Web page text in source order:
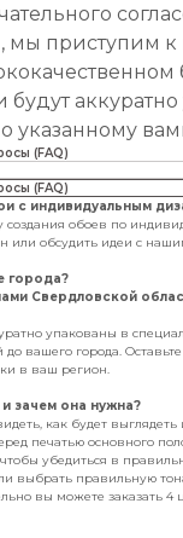
мы приступим к
будут
указанному
(FAQ)
(FAQ)
с индивидуальным
создания обоев по
или обсудить идеи с
города?
Свердловской
упакованы в
вашего города.
в ваш регион.
зачем она нужна?
как будет
печатью основного
убедиться в
выбрать правильную
вы можете заказать 4